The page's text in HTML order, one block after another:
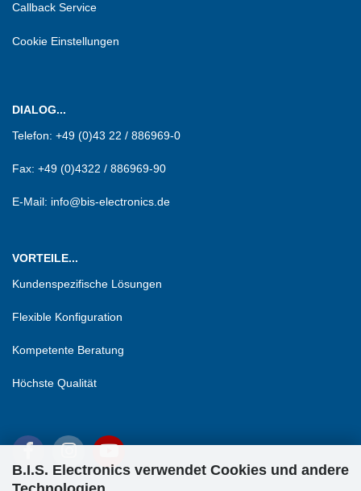
B.I.S. Electronics verwendet Cookies und andere
Callback Service
Cookie Einstellungen
DIALOG...
Telefon: +49 (0)43 22 / 886969-0
Fax: +49 (0)4322 / 886969-90
E-Mail: info@bis-electronics.de
VORTEILE...
Kundenspezifische Lösungen
Flexible Konfiguration
Kompetente Beratung
Höchste Qualität